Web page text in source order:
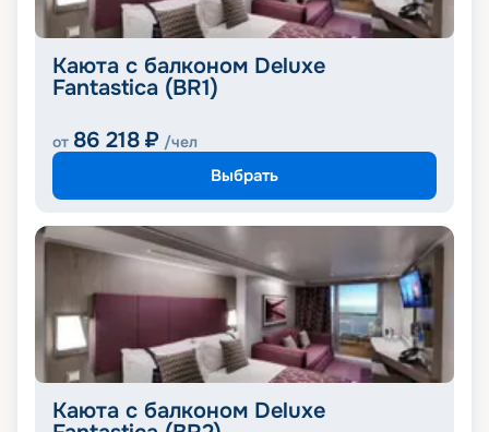
Каюта с балконом Deluxe
Fantastica (BR1)
от 86 218 ₽ /чел
Выбрать
Каюта с балконом Deluxe